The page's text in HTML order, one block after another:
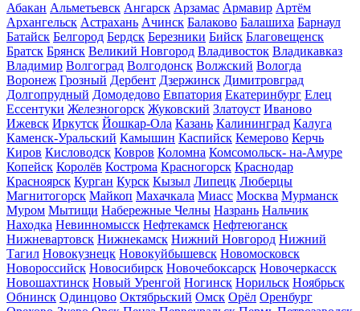
Абакан Альметьевск Ангарск Арзамас Армавир Артём
Архангельск Астрахань Ачинск Балаково Балашиха Барнаул
Батайск Белгород Бердск Березники Бийск Благовещенск
Братск Брянск Великий Новгород Владивосток Владикавказ
Владимир Волгоград Волгодонск Волжский Вологда
Воронеж Грозный Дербент Дзержинск Димитровград
Долгопрудный Домодедово Евпатория Екатеринбург Елец
Ессентуки Железногорск Жуковский Златоуст Иваново
Ижевск Иркутск Йошкар-Ола Казань Калининград Калуга
Каменск-Уральский Камышин Каспийск Кемерово Керчь
Киров Кисловодск Ковров Коломна Комсомольск- на-Амуре
Копейск Королёв Кострома Красногорск Краснодар
Красноярск Курган Курск Кызыл Липецк Люберцы
Магнитогорск Майкоп Махачкала Миасс Москва Мурманск
Муром Мытищи Набережные Челны Назрань Нальчик
Находка Невинномысск Нефтекамск Нефтеюганск
Нижневартовск Нижнекамск Нижний Новгород Нижний
Тагил Новокузнецк Новокуйбышевск Новомосковск
Новороссийск Новосибирск Новочебоксарск Новочеркасск
Новошахтинск Новый Уренгой Ногинск Норильск Ноябрьск
Обнинск Одинцово Октябрьский Омск Орёл Оренбург